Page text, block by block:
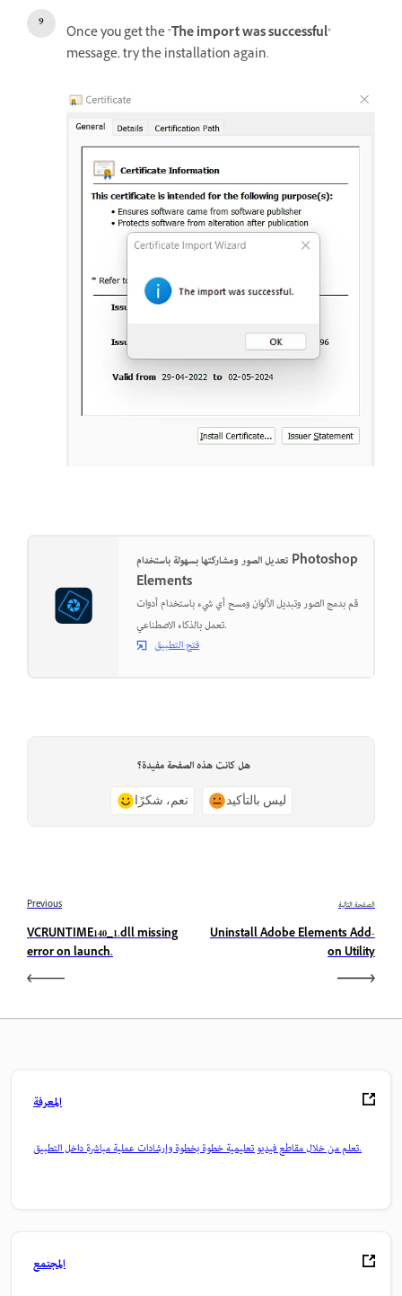
Once you get the "The import was successful"
message, try the installation again.
تعديل الصور ومشاركتها بسهولة باستخدام Photoshop
Elements
قم بدمج الصور وتبديل الألوان ومسح أي شيء باستخدام أدوات
تعمل بالذكاء الاصطناعي.
فتح التطبيق
هل كانت هذه الصفحة مفيدة؟
نعم، شكرًا ليس بالتأكيد
Previous
VCRUNTIME140_1.dll missing
error on launch.
الصفحة التالية
Uninstall Adobe Elements Add-
on Utility
المعرفة
تعلم من خلال مقاطع فيديو تعليمية خطوة بخطوة وإرشادات عملية مباشرة داخل التطبيق.
المجتمع